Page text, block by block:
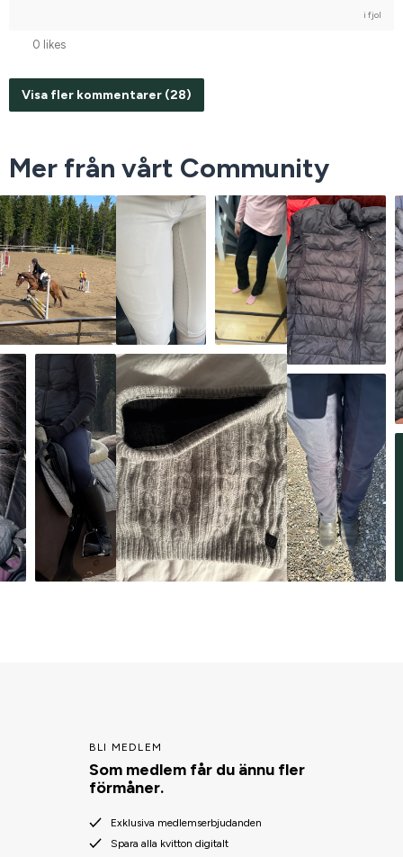
i fjol
0 likes
Visa fler kommentarer (28)
Mer från vårt Community
BLI MEDLEM
Som medlem får du ännu fler
förmåner.
Exklusiva medlemserbjudanden
Spara alla kvitton digitalt